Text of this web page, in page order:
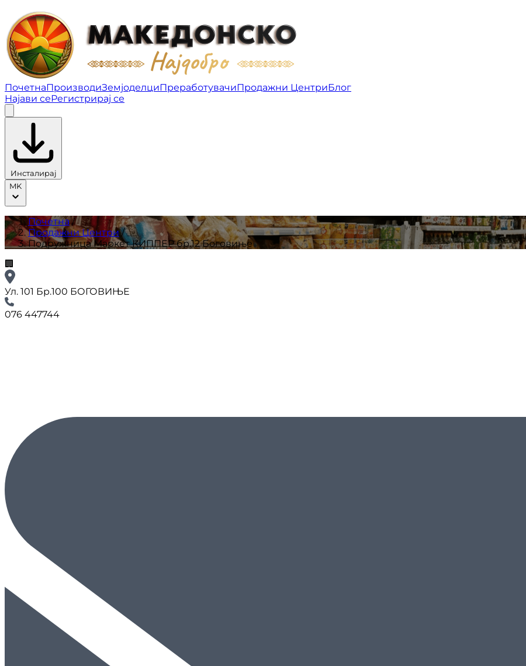
Подружница Маркет КИППЕР бр.12 Боговиње | Продажни Центри
ПочетнаПроизводиЗемјоделциПреработувачиПродажни ЦентриБлог
Најави сеРегистрирај се
Инсталирај
MK
Почетна/
Продажни Центри/
Подружница Маркет КИППЕР бр.12 Боговиње
🏢
Ул. 101 Бр.100 БОГОВИЊЕ
076 447744